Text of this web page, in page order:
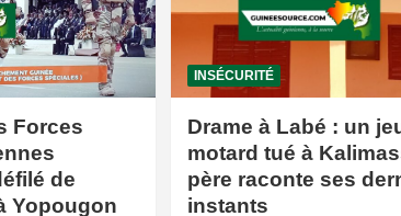
Forces
de
Yopougon
INSÉCURITÉ
Drame à Labé : un
motard tué à
père raconte ses
instants